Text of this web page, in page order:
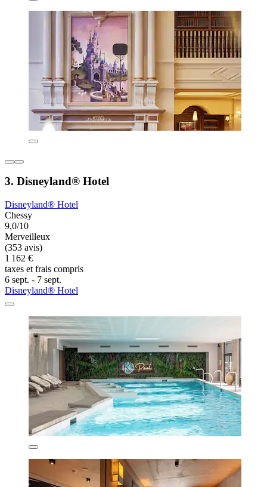
3. Disneyland® Hotel
Disneyland® Hotel
Chessy
9,0/10
Merveilleux
(353 avis)
1 162 €
taxes et frais compris
6 sept. - 7 sept.
Disneyland® Hotel